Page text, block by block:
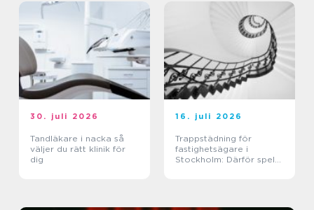
30. juli 2026
Tandläkare i nacka så
väljer du rätt klinik för
dig
16. juli 2026
Trappstädning för
fastighetsägare i
Stockholm: Därför spelar